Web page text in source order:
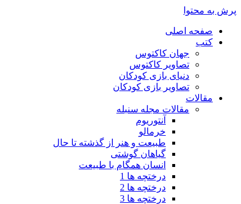
پرش به محتوا
صفحه اصلی
کتب
جهان کاکتوس
تصاویر کاکتوس
دنیای بازی کودکان
تصاویر بازی کودکان
مقالات
مقالات مجله سنبله
آنتوریوم
خرمالو
طبیعت و هنر از گذشته تا حال
گیاهان گوشتی
انسان همگام با طبیعت
درختچه ها 1
درختچه ها 2
درختچه ها 3